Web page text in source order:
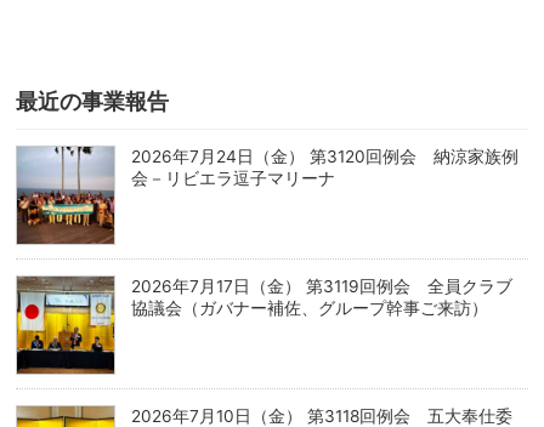
最近の事業報告
2026年7月24日（金） 第3120回例会 納涼家族例
会－リビエラ逗子マリーナ
2026年7月17日（金） 第3119回例会 全員クラブ
協議会（ガバナー補佐、グループ幹事ご来訪）
2026年7月10日（金） 第3118回例会 五大奉仕委